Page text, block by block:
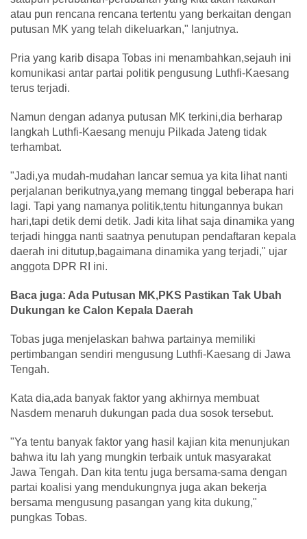
atau pun rencana rencana tertentu yang berkaitan dengan
putusan MK yang telah dikeluarkan," lanjutnya.
Pria yang karib disapa Tobas ini menambahkan,sejauh ini
komunikasi antar partai politik pengusung Luthfi-Kaesang
terus terjadi.
Namun dengan adanya putusan MK terkini,dia berharap
langkah Luthfi-Kaesang menuju Pilkada Jateng tidak
terhambat.
"Jadi,ya mudah-mudahan lancar semua ya kita lihat nanti
perjalanan berikutnya,yang memang tinggal beberapa hari
lagi. Tapi yang namanya politik,tentu hitungannya bukan
hari,tapi detik demi detik. Jadi kita lihat saja dinamika yang
terjadi hingga nanti saatnya penutupan pendaftaran kepala
daerah ini ditutup,bagaimana dinamika yang terjadi," ujar
anggota DPR RI ini.
Baca juga: Ada Putusan MK,PKS Pastikan Tak Ubah
Dukungan ke Calon Kepala Daerah
Tobas juga menjelaskan bahwa partainya memiliki
pertimbangan sendiri mengusung Luthfi-Kaesang di Jawa
Tengah.
Kata dia,ada banyak faktor yang akhirnya membuat
Nasdem menaruh dukungan pada dua sosok tersebut.
"Ya tentu banyak faktor yang hasil kajian kita menunjukan
bahwa itu lah yang mungkin terbaik untuk masyarakat
Jawa Tengah. Dan kita tentu juga bersama-sama dengan
partai koalisi yang mendukungnya juga akan bekerja
bersama mengusung pasangan yang kita dukung,"
pungkas Tobas.